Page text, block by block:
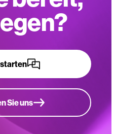
Sie uns